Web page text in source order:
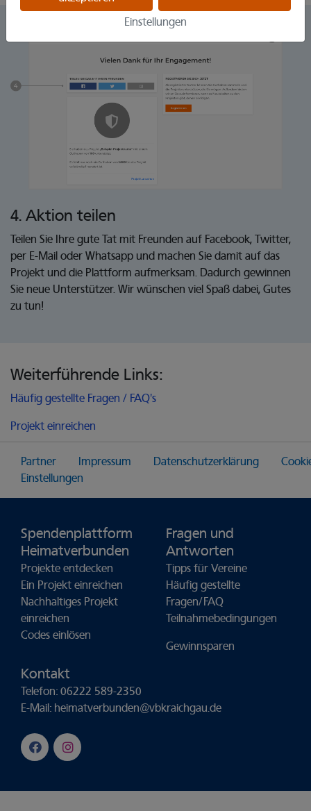
Einstellungen
4. Aktion teilen
Teilen Sie Ihre gute Tat mit Freunden auf Facebook, Twitter,
per E-Mail oder Whatsapp und machen Sie damit auf das
Projekt und die Plattform aufmerksam. Dadurch gewinnen
Sie neue Unterstützer. Wir wünschen viel Spaß dabei, Gutes
zu tun!
Weiterführende Links:
Häufig gestellte Fragen / FAQ's
Projekt einreichen
Partner Impressum Datenschutzerklärung
Einstellungen
Spendenplattform
Heimatverbunden
Projekte entdecken
Ein Projekt einreichen
Nachhaltiges Projekt
einreichen
Codes einlösen
Fragen und
Antworten
Tipps für Vereine
Häufig gestellte
Fragen/FAQ
Teilnahmebedingungen
Gewinnsparen
Kontakt
Telefon: 06222 589-2350
E-Mail: heimatverbunden@vbkraichgau.de